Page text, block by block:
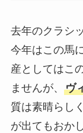
去年のクラシ
今年はこの馬
産としてはこ
ませんが、 ヴ
質は素晴らし
が出てもおか